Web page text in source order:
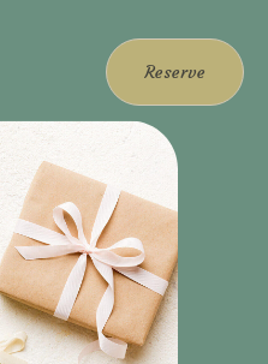
Reserve